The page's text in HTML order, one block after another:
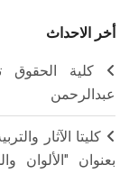
أخر الاحداث
كلية الحقوق
عبدالرحمن
كليتا الآثار
بعنوان "الألوان